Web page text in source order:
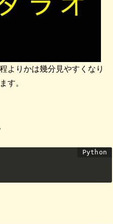
よりかは幾分見やすくなり
す。